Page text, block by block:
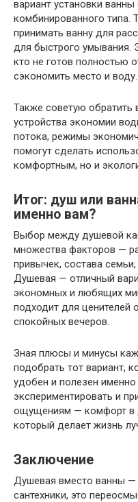
вариант установки
комбинированного типа.
принимать ванну для
для быстрого умывания.
кто не готов полностью
сэкономить место и воду.
Также советую обратить
устройства экономии
потока, режимы
помогут сделать
комфортным, но и
Итог: душ или
именно вам?
Выбор между душевой
множества факторов —
привычек, состава
Душевая — отличный
экономных и любящих
подходит для ценителей
спокойных вечеров.
Зная плюсы и минусы
подобрать тот вариант,
удобен и полезен
экспериментировать и
ощущениям — комфорт в
который делает жизнь
Заключение
Душевая вместо ванны —
сантехники, это